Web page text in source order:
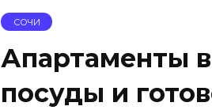
СОЧИ
Апартаменты
посуды и